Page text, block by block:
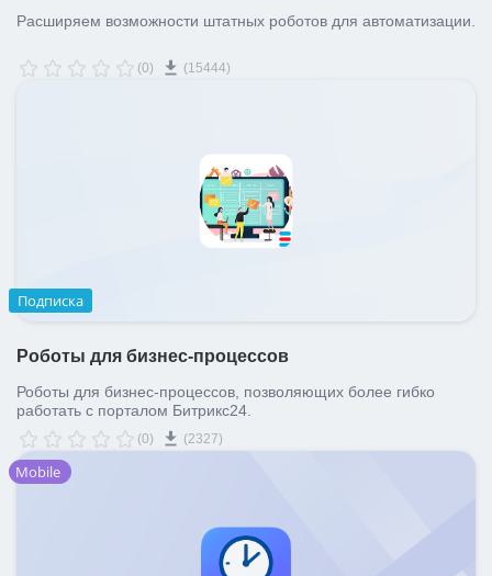
Расширяем возможности штатных роботов для автоматизации.
(0) (15444)
Подписка
Роботы для бизнес-процессов
Роботы для бизнес-процессов, позволяющих более гибко
работать с порталом Битрикс24.
(0) (2327)
Mobile